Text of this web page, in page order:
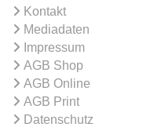
Kontakt
Mediadaten
Impressum
AGB Shop
AGB Online
AGB Print
Datenschutz